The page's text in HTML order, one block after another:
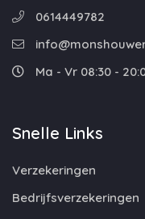
0614449782
Ma - Vr 08:30 -
Snelle Links
Verzekeringen
Bedrijfsverzekeringen